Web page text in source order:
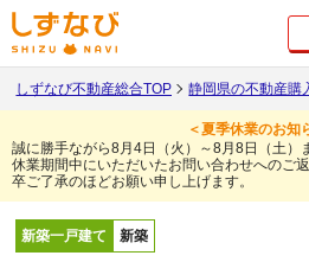
しずなび不動産総合TOP 静岡県の不動産購
＜夏季休業のお知
誠に勝手ながら8月4日（火）～8月8日（土）
休業期間中にいただいたお問い合わせへのご
卒ご了承のほどお願い申し上げます。
新築一戸建て 新築